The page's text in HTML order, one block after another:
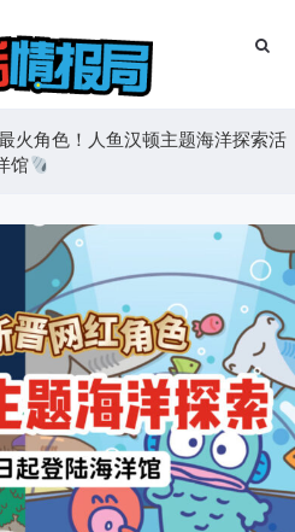
火角色！人鱼汉顿主题海洋探索活
馆